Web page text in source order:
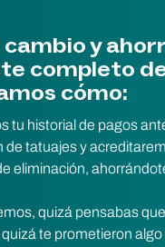
cambio y
completo
cómo:
tu historial de pagos
de tatuajes y
eliminación,
quizá pensabas
te prometieron